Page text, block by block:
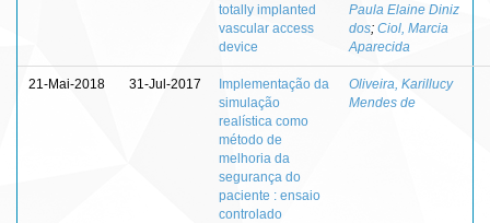
totally implanted
vascular access
device
Paula Elaine Diniz
dos; Ciol, Marcia
Aparecida
21-Mai-2018 31-Jul-2017
Implementação da
simulação
realística como
método de
melhoria da
segurança do
paciente : ensaio
controlado
Oliveira, Karillucy
Mendes de